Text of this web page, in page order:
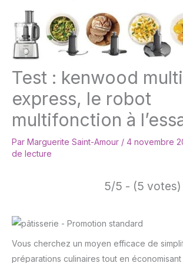
Test : kenwood
express, le robot
multifonction à
Par Marguerite Saint-Amour / 4 novembre
de lecture
5/5 - (5 votes)
Vous cherchez un moyen efficace de
préparations culinaires tout en économisant